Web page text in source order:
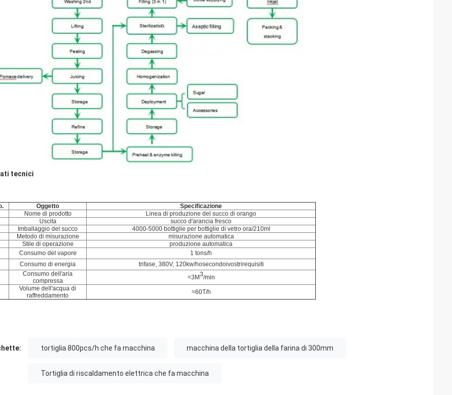
tecnici
Oggetto
Specificazione
Nome di prodotto
Linea di produzione del succo di orango
Uscita
succo d'arancia fresco
Imballaggio del succo
4000-5000 bottiglie per bottiglie di vetro ora/210ml
Metodo di misurazione
misurazione automatica
Stile di operazione
produzione automatica
Consumo del vapore
1 tons/h
Consumo di energia
trifase, 380V, 120kw/hosecondoivostrirequisiti
Consumo dell'aria
compressa
≈3M3/min
Volume dell'acqua di
raffreddamento
≈60T/h
tortiglia 800pcs/h che fa macchina macchina della tortiglia della farina di 300mm
Tortiglia di riscaldamento elettrica che fa macchina